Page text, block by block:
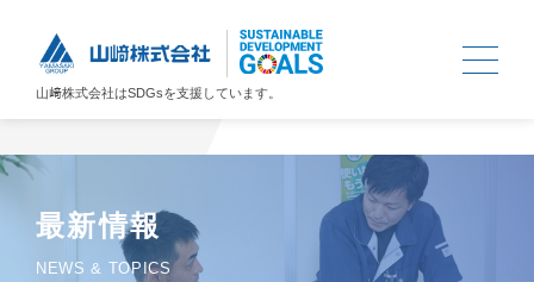
山﨑株式会社はSDGsを支援しています。
最新情報
NEWS & TOPICS